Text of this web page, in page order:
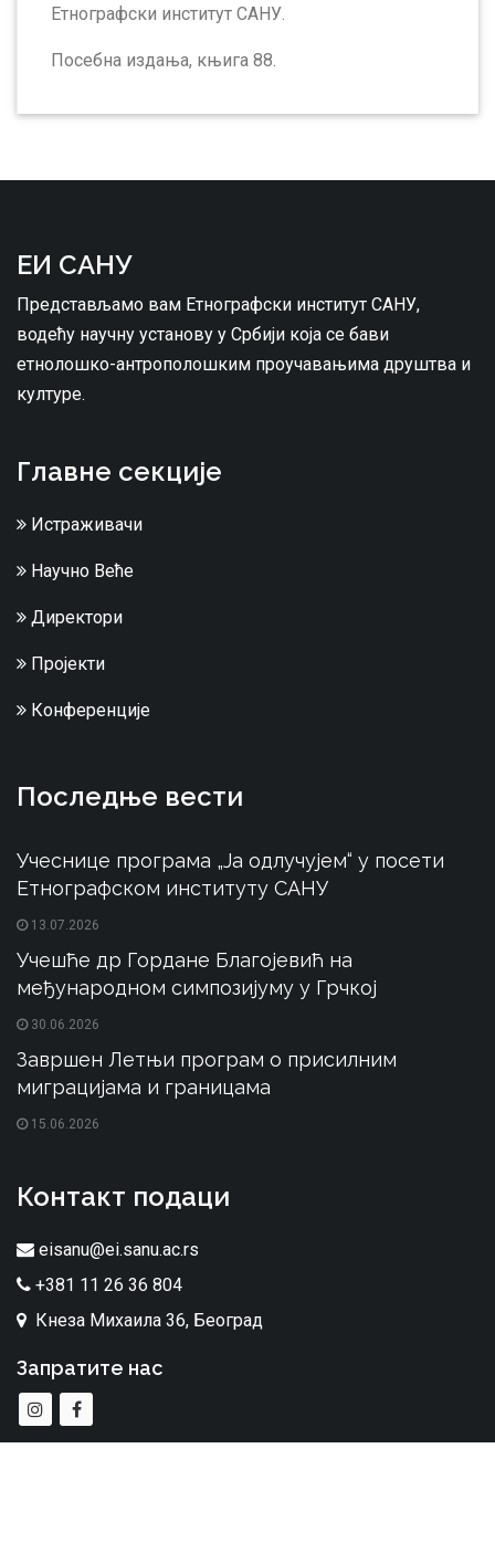
Етнографски институт САНУ.
Посебна издања, књига 88.
ЕИ САНУ
Представљамо вам Етнографски институт САНУ,
водећу научну установу у Србији која се бави
етнолошко-антрополошким проучавањима друштва и
културе.
Главне секције
Истраживачи
Научно Веће
Директори
Пројекти
Конференције
Последње вести
Учеснице програма „Ја одлучујем“ у посети
Етнографском институту САНУ
13.07.2026
Учешће др Гордане Благојевић на
међународном симпозијуму у Грчкој
30.06.2026
Завршен Летњи програм о присилним
миграцијама и границама
15.06.2026
Контакт подаци
eisanu@ei.sanu.ac.rs
+381 11 26 36 804
Кнеза Михаила 36, Београд
Запратите нас